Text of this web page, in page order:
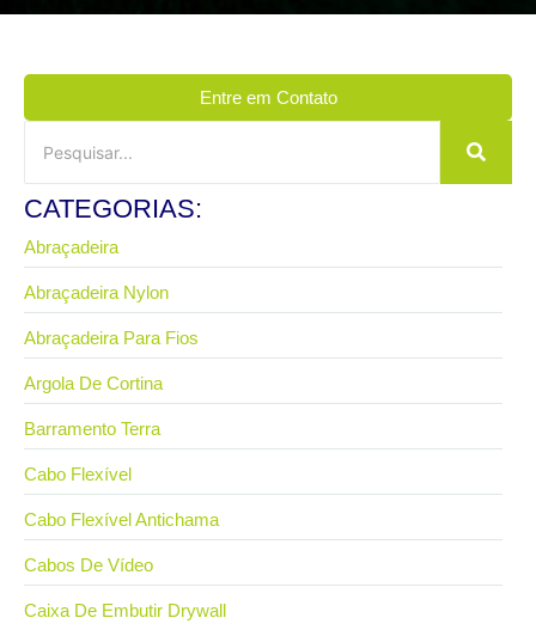
Entre em Contato
CATEGORIAS:
Abraçadeira
Abraçadeira Nylon
Abraçadeira Para Fios
Argola De Cortina
Barramento Terra
Cabo Flexível
Cabo Flexível Antichama
Cabos De Vídeo
Caixa De Embutir Drywall